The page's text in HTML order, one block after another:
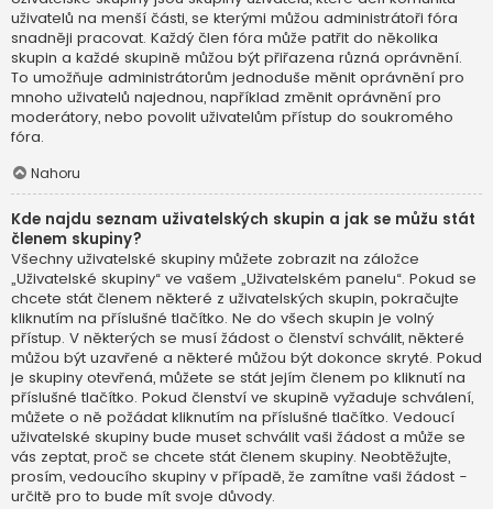
uživatelů na menší části, se kterými můžou administrátoři fóra
snadněji pracovat. Každý člen fóra může patřit do několika
skupin a každé skupině můžou být přiřazena různá oprávnění.
To umožňuje administrátorům jednoduše měnit oprávnění pro
mnoho uživatelů najednou, například změnit oprávnění pro
moderátory, nebo povolit uživatelům přístup do soukromého
fóra.
Nahoru
Kde najdu seznam uživatelských skupin a jak se můžu stát
členem skupiny?
Všechny uživatelské skupiny můžete zobrazit na záložce
„Uživatelské skupiny“ ve vašem „Uživatelském panelu“. Pokud se
chcete stát členem některé z uživatelských skupin, pokračujte
kliknutím na příslušné tlačítko. Ne do všech skupin je volný
přístup. V některých se musí žádost o členství schválit, některé
můžou být uzavřené a některé můžou být dokonce skryté. Pokud
je skupiny otevřená, můžete se stát jejím členem po kliknutí na
příslušné tlačítko. Pokud členství ve skupině vyžaduje schválení,
můžete o ně požádat kliknutím na příslušné tlačítko. Vedoucí
uživatelské skupiny bude muset schválit vaši žádost a může se
vás zeptat, proč se chcete stát členem skupiny. Neobtěžujte,
prosím, vedoucího skupiny v případě, že zamítne vaši žádost -
určitě pro to bude mít svoje důvody.